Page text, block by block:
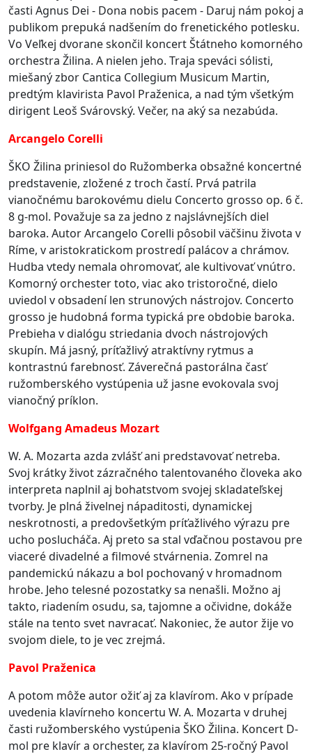
časti Agnus Dei - Dona nobis pacem - Daruj nám pokoj a
publikom prepuká nadšením do frenetického potlesku.
Vo Veľkej dvorane skončil koncert Štátneho komorného
orchestra Žilina. A nielen jeho. Traja speváci sólisti,
miešaný zbor Cantica Collegium Musicum Martin,
predtým klavirista Pavol Praženica, a nad tým všetkým
dirigent Leoš Svárovský. Večer, na aký sa nezabúda.
Arcangelo Corelli
ŠKO Žilina priniesol do Ružomberka obsažné koncertné
predstavenie, zložené z troch častí. Prvá patrila
vianočnému barokovému dielu Concerto grosso op. 6 č.
8 g-mol. Považuje sa za jedno z najslávnejších diel
baroka. Autor Arcangelo Corelli pôsobil väčšinu života v
Ríme, v aristokratickom prostredí palácov a chrámov.
Hudba vtedy nemala ohromovať, ale kultivovať vnútro.
Komorný orchester toto, viac ako tristoročné, dielo
uviedol v obsadení len strunových nástrojov. Concerto
grosso je hudobná forma typická pre obdobie baroka.
Prebieha v dialógu striedania dvoch nástrojových
skupín. Má jasný, príťažlivý atraktívny rytmus a
kontrastnú farebnosť. Záverečná pastorálna časť
ružomberského vystúpenia už jasne evokovala svoj
vianočný príklon.
Wolfgang Amadeus Mozart
W. A. Mozarta azda zvlášť ani predstavovať netreba.
Svoj krátky život zázračného talentovaného človeka ako
interpreta naplnil aj bohatstvom svojej skladateľskej
tvorby. Je plná živelnej nápaditosti, dynamickej
neskrotnosti, a predovšetkým príťažlivého výrazu pre
ucho poslucháča. Aj preto sa stal vďačnou postavou pre
viaceré divadelné a filmové stvárnenia. Zomrel na
pandemickú nákazu a bol pochovaný v hromadnom
hrobe. Jeho telesné pozostatky sa nenašli. Možno aj
takto, riadením osudu, sa, tajomne a očividne, dokáže
stále na tento svet navracať. Nakoniec, že autor žije vo
svojom diele, to je vec zrejmá.
Pavol Praženica
A potom môže autor ožiť aj za klavírom. Ako v prípade
uvedenia klavírneho koncertu W. A. Mozarta v druhej
časti ružomberského vystúpenia ŠKO Žilina. Koncert D-
mol pre klavír a orchester, za klavírom 25-ročný Pavol